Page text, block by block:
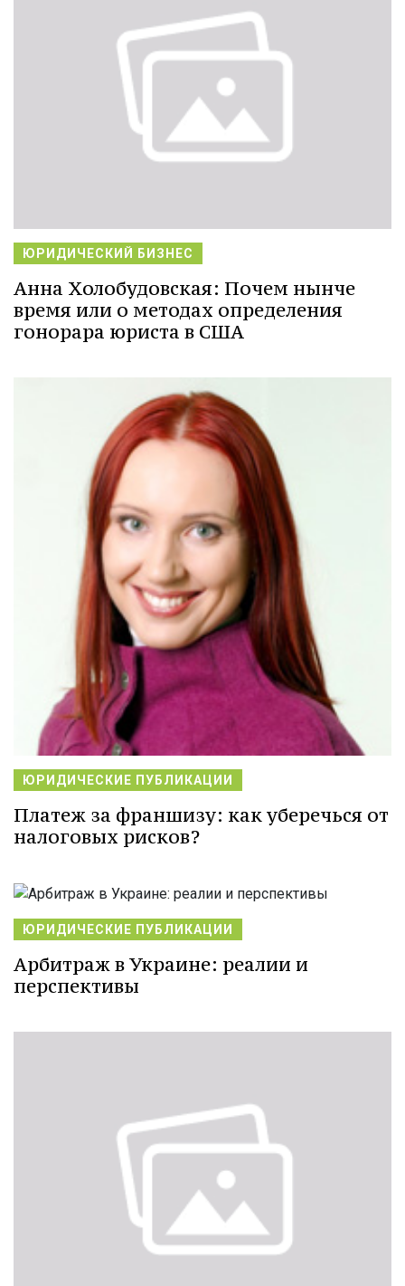
ЮРИДИЧЕСКИЙ БИЗНЕС
Анна Холобудовская: Почем нынче
время или о методах определения
гонорара юриста в США
ЮРИДИЧЕСКИЕ ПУБЛИКАЦИИ
Платеж за франшизу: как уберечься от
налоговых рисков?
ЮРИДИЧЕСКИЕ ПУБЛИКАЦИИ
Арбитраж в Украине: реалии и
перспективы